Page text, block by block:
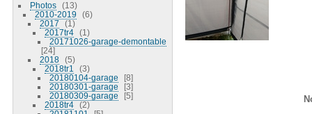
Photos
13
2010-2019
6
2017
1
2017tr4
1
20171026-garage-demontable
24
2018
5
2018tr1
3
20180104-garage
8
20180301-garage
3
20180309-garage
5
2018tr4
2